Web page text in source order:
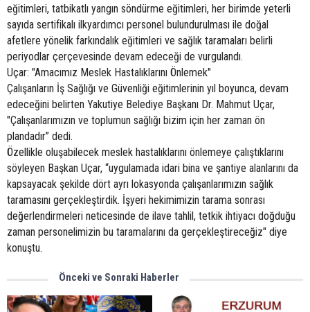
eğitimleri, tatbikatlı yangın söndürme eğitimleri, her birimde yeterli
sayıda sertifikalı ilkyardımcı personel bulundurulması ile doğal
afetlere yönelik farkındalık eğitimleri ve sağlık taramaları belirli
periyodlar çerçevesinde devam edeceği de vurgulandı.
Uçar: "Amacımız Meslek Hastalıklarını Önlemek"
Çalışanların İş Sağlığı ve Güvenliği eğitimlerinin yıl boyunca, devam
edeceğini belirten Yakutiye Belediye Başkanı Dr. Mahmut Uçar,
"Çalışanlarımızın ve toplumun sağlığı bizim için her zaman ön
plandadır” dedi.
Özellikle oluşabilecek meslek hastalıklarını önlemeye çalıştıklarını
söyleyen Başkan Uçar, “uygulamada idari bina ve şantiye alanlarını da
kapsayacak şekilde dört ayrı lokasyonda çalışanlarımızın sağlık
taramasını gerçekleştirdik. İşyeri hekimimizin tarama sonrası
değerlendirmeleri neticesinde de ilave tahlil, tetkik ihtiyacı doğduğu
zaman personelimizin bu taramalarını da gerçekleştireceğiz" diye
konuştu.
Önceki ve Sonraki Haberler